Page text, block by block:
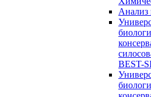
Анализ
BEST-